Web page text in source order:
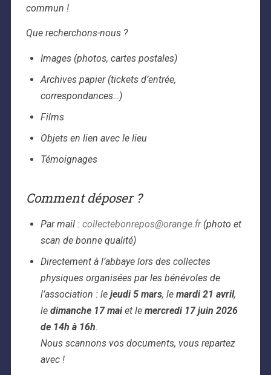
commun !
Que recherchons-nous ?
Images (photos, cartes postales)
Archives papier (tickets d’entrée,
correspondances…)
Films
Objets en lien avec le lieu
Témoignages
Comment déposer ?
Par mail : collectebonrepos@orange.fr(photo et
scan de bonne qualité)
Directement à l’abbaye lors des collectes
physiques organisées par les bénévoles de
l’association : le jeudi 5 mars, le mardi 21 avril,
le dimanche 17 maiet le mercredi 17 juin 2026
de 14h à 16h.
Nous scannons vos documents, vous repartez
avec !